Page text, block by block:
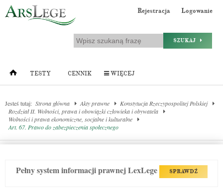
Rejestracja Logowanie
SZUKAJ
TESTY CENNIK WIĘCEJ
Jesteś tutaj: Strona główna Akty prawne
Konstytucja Rzeczypospolitej Polskiej
Rozdział II. Wolności, prawa i obowiązki człowieka i obywatela
Wolności i prawa ekonomiczne, socjalne i kulturalne
Art. 67. Prawo do zabezpieczenia społecznego
Pełny system informacji prawnej LexLege SPRAWDŹ